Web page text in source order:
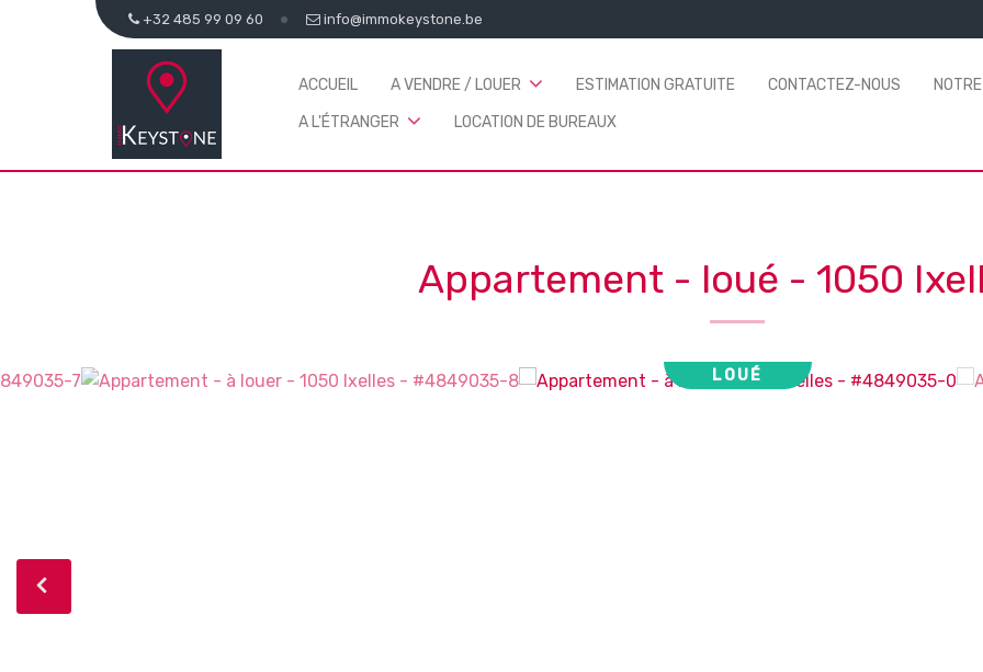
+32 485 99 09 60 info@immokeystone.be
ACCUEIL A VENDRE / LOUER ESTIMATION GRATUITE CONTACTEZ-NOUS
A L'ÉTRANGER
LOCATION DE BUREAUX
Appartement - loué - 1050
LOUÉ